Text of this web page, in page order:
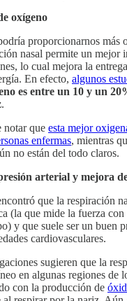
oxígeno
proporcionarnos más
nasal permite un mejor
lo cual mejora la
En efecto, algunos
es entre un 10 y un
.
notar que esta mejor
enfermas, mientras
no están del todo claros.
arterial y mejora
que la respiración
(la que mide la fuerza
y que suele ser un buen
cardiovasculares.
sugieren que la
en algunas regiones de
con la producción de